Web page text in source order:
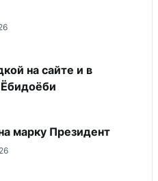
на сайте и в
марку Президент